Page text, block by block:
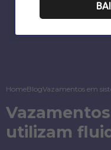
HomeBlogVazamentos em
utilizam